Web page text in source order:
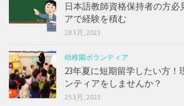
日本語教師資格保持者の方必
アで経験を積む
28 3月, 2023
幼稚園ボランティア
23年夏に短期留学したい方！
ンティアをしませんか？
25 3月, 2023